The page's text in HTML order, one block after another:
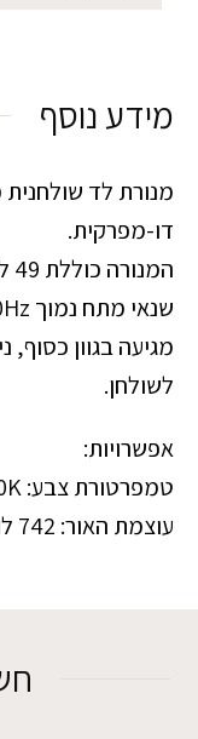
מידע נוסף
דו-מפרקית.
שנאי מתח נמוך 100-240V / 50-60Hz.
מגיעה בגוון כסוף,
לשולחן.
אפשרויות:
טמפרטורת צבע: 3000-4000K
עוצמת האור: 742 לומן